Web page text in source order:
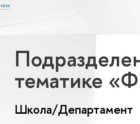
тематике
Школа/Департамент